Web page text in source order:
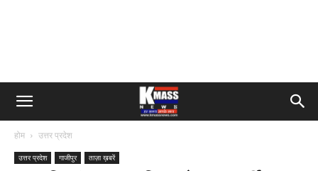
होम उत्तर प्रदेश
उत्तर प्रदेश गाजीपुर ताज़ा ख़बरें